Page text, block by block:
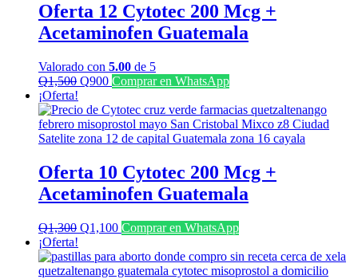
Oferta 12 Cytotec 200 Mcg +
Acetaminofen Guatemala
Valorado con 5.00 de 5
Q1,500 El
original
era:
Q1,500.
Q900El
actual
es:
Q900.
Comprar en WhatsApp
¡Oferta!
Oferta 10 Cytotec 200 Mcg +
Acetaminofen Guatemala
Q1,300 El
original
era:
Q1,100El
actual
es:
Comprar en WhatsApp
¡Oferta!